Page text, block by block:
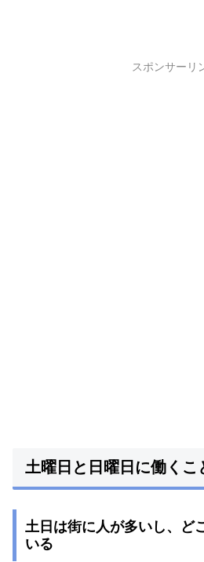
スポンサーリ
土曜日と日曜日に働くこ
土日は街に人が多いし、ど
いる